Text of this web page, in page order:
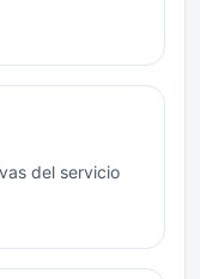
del servicio